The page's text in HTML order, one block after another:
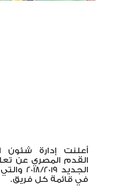
أعلنت إدارة شئون
القدم المصري عن
في قائمة كل فريق.